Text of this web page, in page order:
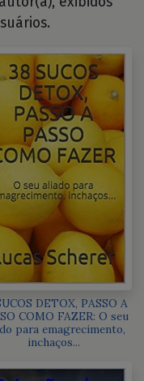
DETOX, PASSO A
COMO FAZER: O seu
para emagrecimento,
inchaços...